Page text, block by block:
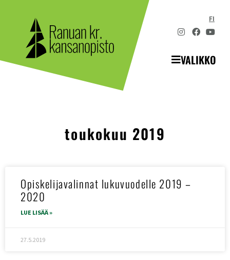
FI
VALIKKO
toukokuu 2019
Opiskelijavalinnat lukuvuodelle 2019 –
2020
LUE LISÄÄ »
27.5.2019